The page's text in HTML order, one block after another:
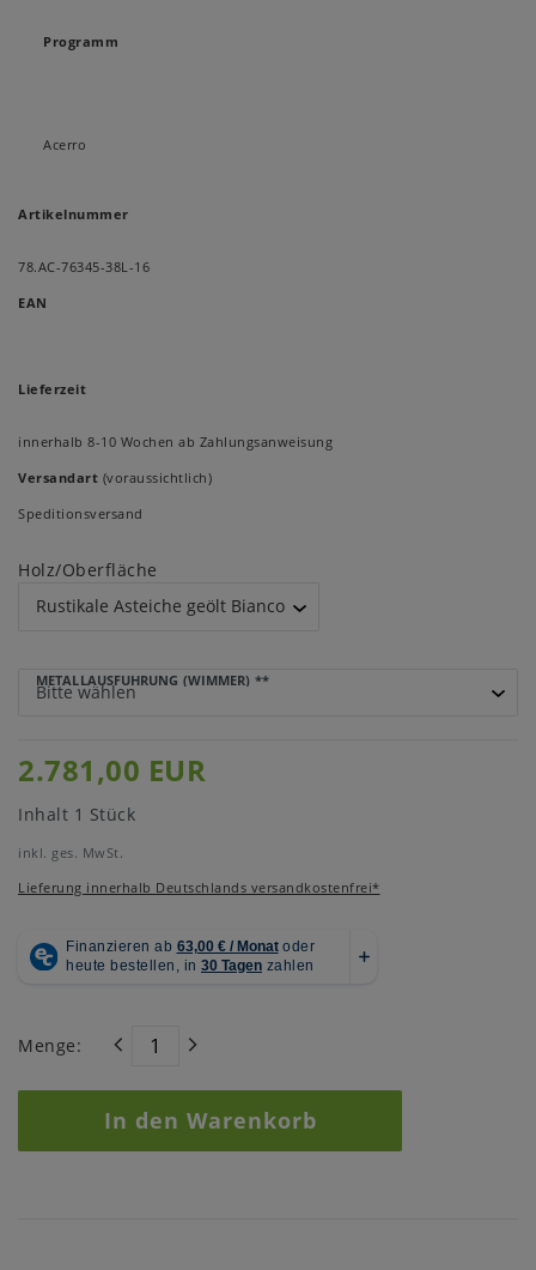
Programm
Acerro
Artikelnummer
78.AC-76345-38L-16
EAN
Lieferzeit
innerhalb 8-10 Wochen ab Zahlungsanweisung
Versandart (voraussichtlich)
Speditionsversand
Holz/Oberfläche
METALLAUSFÜHRUNG (WIMMER) **
2.781,00 EUR
Inhalt 1 Stück
inkl. ges. MwSt.
Lieferung innerhalb Deutschlands versandkostenfrei*
Menge:
In den Warenkorb